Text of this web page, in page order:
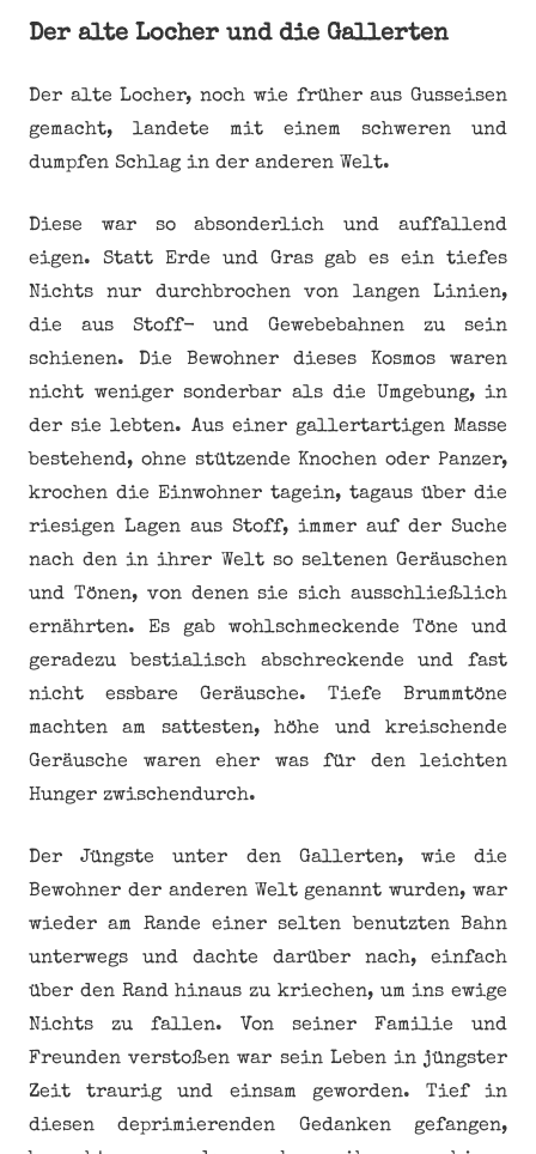
Der alte Locher und die Gallerten
Der alte Locher, noch wie früher aus Gusseisen
gemacht, landete mit einem schweren und
dumpfen Schlag in der anderen Welt.
Diese war so absonderlich und auffallend
eigen. Statt Erde und Gras gab es ein tiefes
Nichts nur durchbrochen von langen Linien,
die aus Stoff- und Gewebebahnen zu sein
schienen. Die Bewohner dieses Kosmos waren
nicht weniger sonderbar als die Umgebung, in
der sie lebten. Aus einer gallertartigen Masse
bestehend, ohne stützende Knochen oder Panzer,
krochen die Einwohner tagein, tagaus über die
riesigen Lagen aus Stoff, immer auf der Suche
nach den in ihrer Welt so seltenen Geräuschen
und Tönen, von denen sie sich ausschließlich
ernährten. Es gab wohlschmeckende Töne und
geradezu bestialisch abschreckende und fast
nicht essbare Geräusche. Tiefe Brummtöne
machten am sattesten, höhe und kreischende
Geräusche waren eher was für den leichten
Hunger zwischendurch.
Der Jüngste unter den Gallerten, wie die
Bewohner der anderen Welt genannt wurden, war
wieder am Rande einer selten benutzten Bahn
unterwegs und dachte darüber nach, einfach
über den Rand hinaus zu kriechen, um ins ewige
Nichts zu fallen. Von seiner Familie und
Freunden verstoßen war sein Leben in jüngster
Zeit traurig und einsam geworden. Tief in
diesen deprimierenden Gedanken gefangen,